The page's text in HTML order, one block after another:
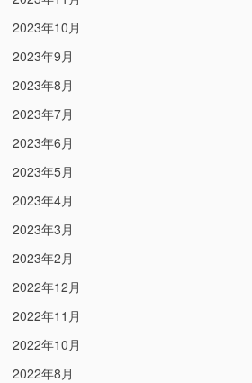
2023年10月
2023年9月
2023年8月
2023年7月
2023年6月
2023年5月
2023年4月
2023年3月
2023年2月
2022年12月
2022年11月
2022年10月
2022年8月